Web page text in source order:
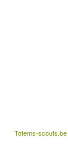
Totems-scouts.be